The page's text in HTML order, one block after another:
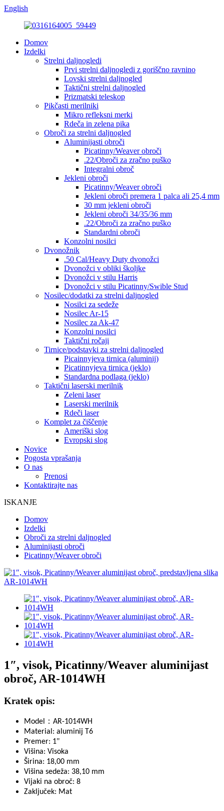
English
Domov
Izdelki
Strelni daljnogledi
Prvi strelni daljnogledi z goriščno ravnino
Lovski strelni daljnogled
Taktični strelni daljnogled
Prizmatski teleskop
Pikčasti merilniki
Mikro refleksni merki
Rdeča in zelena pika
Obroči za strelni daljnogled
Aluminijasti obroči
Picatinny/Weaver obroči
.22/Obroči za zračno puško
Integralni obroč
Jekleni obroči
Picatinny/Weaver obroči
Jekleni obroči premera 1 palca ali 25,4 mm
30 mm jekleni obroči
Jekleni obroči 34/35/36 mm
.22/Obroči za zračno puško
Standardni obroči
Konzolni nosilci
Dvonožnik
.50 Cal/Heavy Duty dvonožci
Dvonožci v obliki školjke
Dvonožci v stilu Harris
Dvonožci v stilu Picatinny/Swible Stud
Nosilec/dodatki za strelni daljnogled
Nosilci za sedeže
Nosilec Ar-15
Nosilec za Ak-47
Konzolni nosilci
Taktični ročaji
Tirnice/podstavki za strelni daljnogled
Picainnyjeva tirnica (aluminij)
Picatinnyjeva tirnica (jeklo)
Standardna podlaga (jeklo)
Taktični laserski merilnik
Zeleni laser
Laserski merilnik
Rdeči laser
Komplet za čiščenje
Ameriški slog
Evropski slog
Novice
Pogosta vprašanja
O nas
Prenosi
Kontaktirajte nas
ISKANJE
Domov
Izdelki
Obroči za strelni daljnogled
Aluminijasti obroči
Picatinny/Weaver obroči
1″, visok, Picatinny/Weaver aluminijast
obroč, AR-1014WH
Kratek opis:
Model ： AR-1014WH
Material: aluminij T6
Premer: 1"
Višina: Visoka
Širina: 18,00 mm
Višina sedeža: 38,10 mm
Vijaki na obroč: 8
Zaključek: Mat